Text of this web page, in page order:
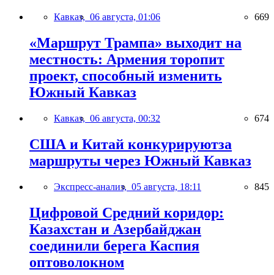
Кавказ, 06 августа, 01:06 669
«Маршрут Трампа» выходит на
местность: Армения торопит
проект, способный изменить
Южный Кавказ
Кавказ, 06 августа, 00:32 674
США и Китай конкурируютза
маршруты через Южный Кавказ
Экспресс-анализ, 05 августа, 18:11 845
Цифровой Средний коридор:
Казахстан и Азербайджан
соединили берега Каспия
оптоволокном